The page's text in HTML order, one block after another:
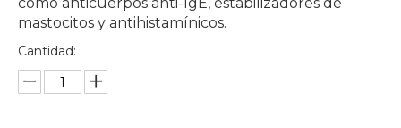
mastocitos y antihistamínicos.
Cantidad: